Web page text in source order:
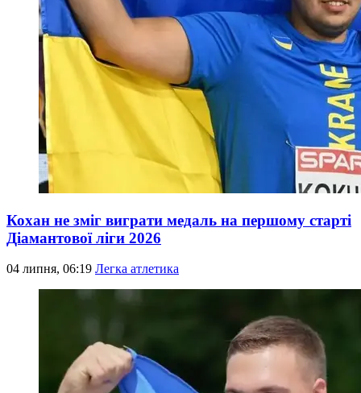
Кохан не зміг виграти медаль на першому старті
Діамантової ліги 2026
04 липня, 06:19 Легка атлетика